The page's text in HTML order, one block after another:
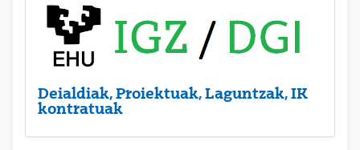
Deialdiak, Proiektuak, Laguntzak, IK
kontratuak